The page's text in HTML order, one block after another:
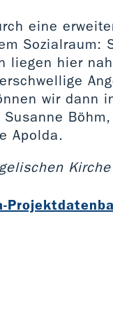
eine
Sozialraum:
liegen hier
wir dann
Apolda.